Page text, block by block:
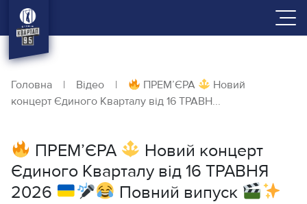
Головна | Відео | ПРЕМ’ЄРА
Новий
концерт Єдиного Кварталу від 16 ТРАВН...
ПРЕМ’ЄРА
Новий концерт
Єдиного Кварталу від 16 ТРАВНЯ
2026
Повний випуск